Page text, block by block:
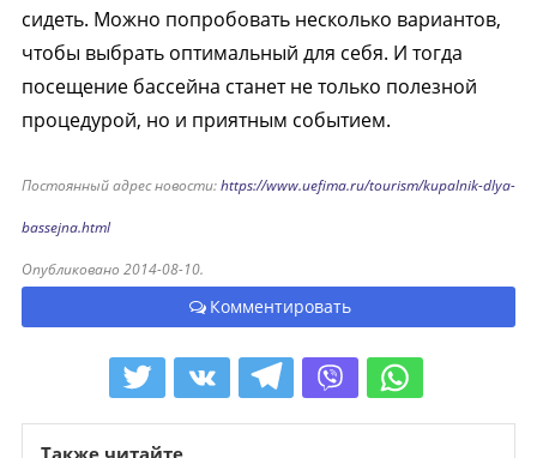
сидеть. Можно попробовать несколько вариантов,
чтобы выбрать оптимальный для себя. И тогда
посещение бассейна станет не только полезной
процедурой, но и приятным событием.
Постоянный адрес новости:https://www.uefima.ru/tourism/kupalnik-dlya-
bassejna.html
Опубликовано 2014-08-10.
Комментировать
Также читайте